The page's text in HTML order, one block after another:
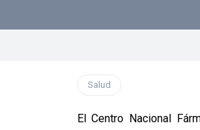
Salud
El Centro Nacional